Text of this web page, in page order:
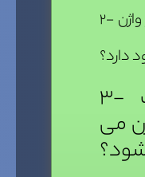
۲- چه راه هایی برای مراقبت از واژن
دارد؟
۳- چه عواملی سبب
می